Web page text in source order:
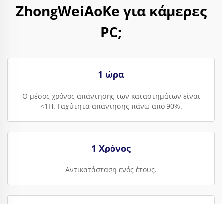
ZhongWeiAoKe για κάμερες
PC;
1 ώρα
Ο μέσος χρόνος απάντησης των καταστημάτων είναι
<1H. Ταχύτητα απάντησης πάνω από 90%.
1 Χρόνος
Αντικατάσταση ενός έτους.